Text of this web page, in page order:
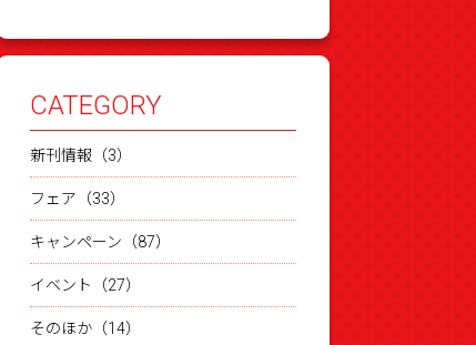
CATEGORY
新刊情報（3）
フェア（33）
キャンペーン（87）
イベント（27）
そのほか（14）